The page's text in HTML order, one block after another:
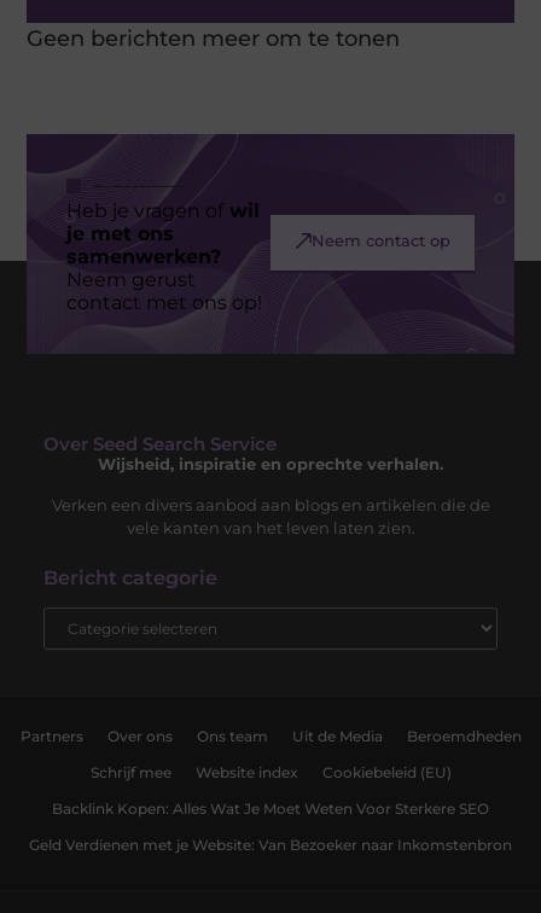
Geen berichten meer om te tonen
Heb je vragen ofwil
je met ons
samenwerken?
Neem gerust
contact met ons op!
Neem contact op
Over Seed Search Service
Wijsheid, inspiratie en oprechte verhalen.
Verken een divers aanbod aan blogs en artikelen die de
vele kanten van het leven laten zien.
Bericht categorie
Partners Over ons Ons team Uit de Media Beroemdheden
Schrijf mee Website index Cookiebeleid (EU)
Backlink Kopen: Alles Wat Je Moet Weten Voor Sterkere SEO
Geld Verdienen met je Website: Van Bezoeker naar Inkomstenbron